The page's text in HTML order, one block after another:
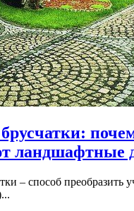
ландшафтные
– способ преобразить